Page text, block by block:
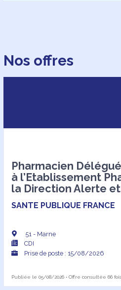
Nos offres
Pharmacien
à l’Etablissement
la Direction Alerte et
SANTE PUBLIQUE FRANCE
51 - Marne
CDI
Prise de poste : 15/08/2026
Publiée le 05/08/2026 • Offre consultée 66 fois